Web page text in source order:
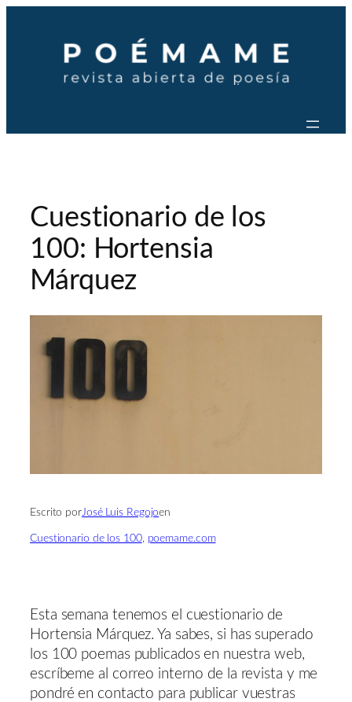
contenido
Cuestionario de los
100: Hortensia
Márquez
Escrito porJosé Luis Regojoen
Cuestionario de los 100, poemame.com
Esta semana tenemos el cuestionario de
Hortensia Márquez. Ya sabes, si has superado
los 100 poemas publicados en nuestra web,
escríbeme al correo interno de la revista y me
pondré en contacto para publicar vuestras